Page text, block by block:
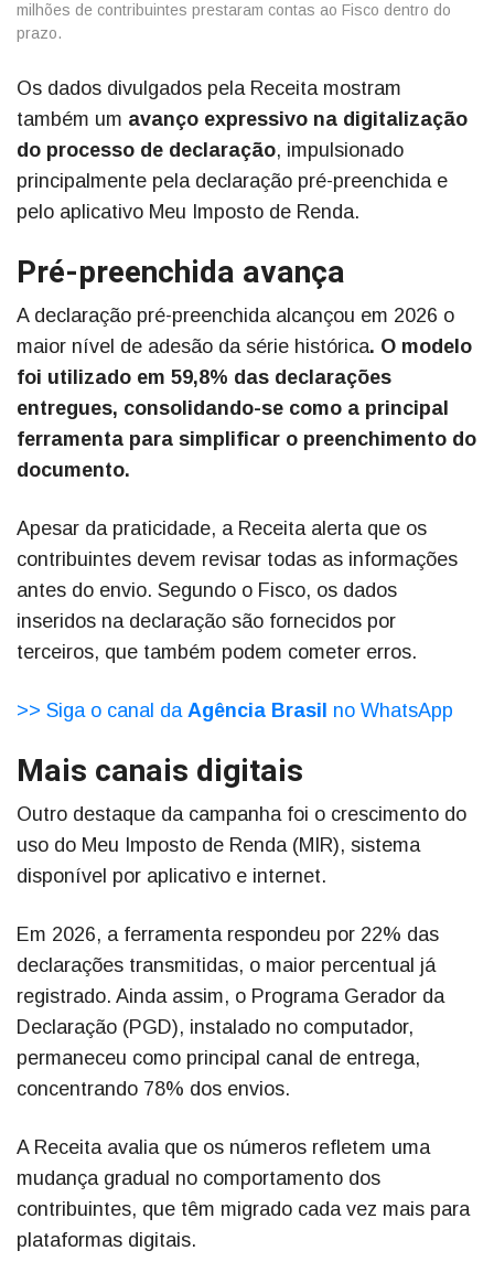
milhões de contribuintes prestaram contas ao Fisco dentro do
prazo.
Os dados divulgados pela Receita mostram
também um avanço expressivo na digitalização
do processo de declaração, impulsionado
principalmente pela declaração pré-preenchida e
pelo aplicativo Meu Imposto de Renda.
Pré-preenchida avança
A declaração pré-preenchida alcançou em 2026 o
maior nível de adesão da série histórica. O modelo
foi utilizado em 59,8% das declarações
entregues, consolidando-se como a principal
ferramenta para simplificar o preenchimento do
documento.
Apesar da praticidade, a Receita alerta que os
contribuintes devem revisar todas as informações
antes do envio. Segundo o Fisco, os dados
inseridos na declaração são fornecidos por
terceiros, que também podem cometer erros.
>> Siga o canal da Agência Brasil no WhatsApp
Mais canais digitais
Outro destaque da campanha foi o crescimento do
uso do Meu Imposto de Renda (MIR), sistema
disponível por aplicativo e internet.
Em 2026, a ferramenta respondeu por 22% das
declarações transmitidas, o maior percentual já
registrado. Ainda assim, o Programa Gerador da
Declaração (PGD), instalado no computador,
permaneceu como principal canal de entrega,
concentrando 78% dos envios.
A Receita avalia que os números refletem uma
mudança gradual no comportamento dos
contribuintes, que têm migrado cada vez mais para
plataformas digitais.